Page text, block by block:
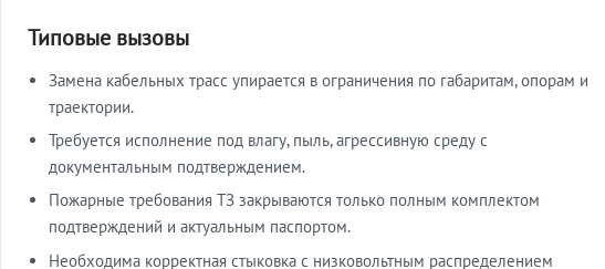
Типовые вызовы
Замена кабельных трасс упирается в ограничения по габаритам, опорам и
траектории.
Требуется исполнение под влагу, пыль, агрессивную среду с
документальным подтверждением.
Пожарные требования ТЗ закрываются только полным комплектом
подтверждений и актуальным паспортом.
Необходима корректная стыковка с низковольтным распределением